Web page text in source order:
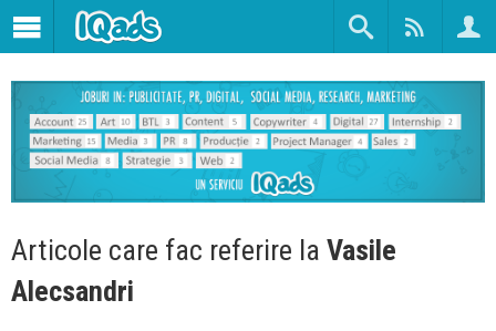
Articole care fac referire la Vasile
Alecsandri